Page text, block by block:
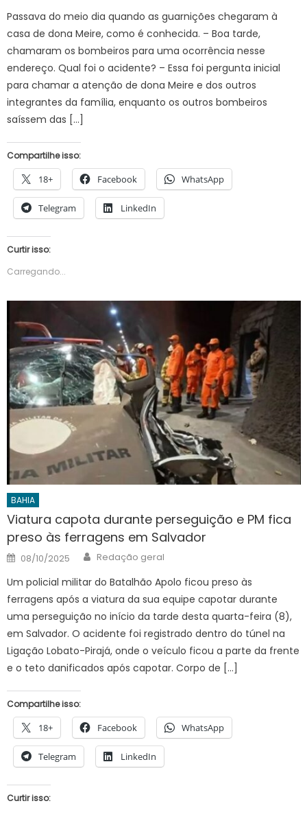
Passava do meio dia quando as guarnições chegaram à
casa de dona Meire, como é conhecida. – Boa tarde,
chamaram os bombeiros para uma ocorrência nesse
endereço. Qual foi o acidente? – Essa foi pergunta inicial
para chamar a atenção de dona Meire e dos outros
integrantes da família, enquanto os outros bombeiros
saíssem das […]
Compartilhe isso:
18+ Facebook WhatsApp
Telegram LinkedIn
Curtir isso:
Carregando...
BAHIA
Viatura capota durante perseguição e PM fica
preso às ferragens em Salvador
Posted
on
08/10/2025 Author
Redação geral
Um policial militar do Batalhão Apolo ficou preso às
ferragens após a viatura da sua equipe capotar durante
uma perseguição no início da tarde desta quarta-feira (8),
em Salvador. O acidente foi registrado dentro do túnel na
Ligação Lobato-Pirajá, onde o veículo ficou a parte da frente
e o teto danificados após capotar. Corpo de […]
Compartilhe isso:
18+ Facebook WhatsApp
Telegram LinkedIn
Curtir isso: